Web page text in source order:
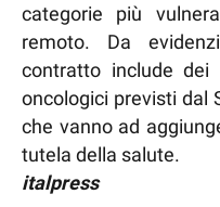
categorie più
remoto. Da
contratto include dei
oncologici previsti dal
che vanno ad
tutela della salute.
italpress